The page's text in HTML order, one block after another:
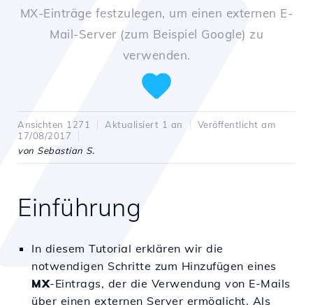
MX-Einträge festzulegen, um einen externen E-
Mail-Server (zum Beispiel Google) zu
verwenden.
Ansichten 1271 Aktualisiert 1 an
Veröffentlicht am
17/08/2017
von Sebastian S.
Einführung
In diesem Tutorial erklären wir die
notwendigen Schritte zum Hinzufügen eines
MX-Eintrags, der die Verwendung von E-Mails
über einen externen Server ermöglicht. Als